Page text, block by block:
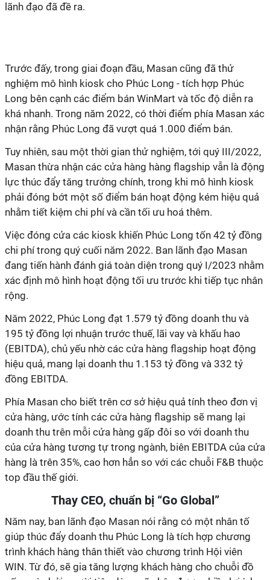
lãnh đạo đã đề ra.
Trước đấy, trong giai đoạn đầu, Masan cũng đã thử
nghiệm mô hình kiosk cho Phúc Long - tích hợp Phúc
Long bên cạnh các điểm bán WinMart và tốc độ diễn ra
khá nhanh. Trong năm 2022, có thời điểm phía Masan xác
nhận rằng Phúc Long đã vượt quá 1.000 điểm bán.
Tuy nhiên, sau một thời gian thử nghiệm, tới quý III/2022,
Masan thừa nhận các cửa hàng hàng flagship vẫn là động
lực thúc đẩy tăng trưởng chính, trong khi mô hình kiosk
phải đóng bớt một số điểm bán hoạt động kém hiệu quả
nhằm tiết kiệm chi phí và cần tối ưu hoá thêm.
Việc đóng cửa các kiosk khiến Phúc Long tốn 42 tỷ đồng
chi phí trong quý cuối năm 2022. Ban lãnh đạo Masan
đang tiến hành đánh giá toàn diện trong quý I/2023 nhằm
xác định mô hình hoạt động tối ưu trước khi tiếp tục nhân
rộng.
Năm 2022, Phúc Long đạt 1.579 tỷ đồng doanh thu và
195 tỷ đồng lợi nhuận trước thuế, lãi vay và khấu hao
(EBITDA), chủ yếu nhờ các cửa hàng flagship hoạt động
hiệu quả, mang lại doanh thu 1.153 tỷ đồng và 332 tỷ
đồng EBITDA.
Phía Masan cho biết trên cơ sở hiệu quả tính theo đơn vị
cửa hàng, ước tính các cửa hàng flagship sẽ mang lại
doanh thu trên mỗi cửa hàng gấp đôi so với doanh thu
của cửa hàng tương tự trong ngành, biên EBITDA của cửa
hàng là trên 35%, cao hơn hẳn so với các chuỗi F&B thuộc
top đầu thế giới.
Thay CEO, chuẩn bị “Go Global”
Năm nay, ban lãnh đạo Masan nói rằng có một nhân tố
giúp thúc đẩy doanh thu Phúc Long là tích hợp chương
trình khách hàng thân thiết vào chương trình Hội viên
WIN. Từ đó, sẽ gia tăng lượng khách hàng cho chuỗi đồ